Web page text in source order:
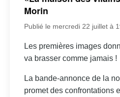
Morin
Publié le mercredi 22 juillet à
Les premières images
va brasser comme jamais !
La bande-annonce de la
promet des confrontations